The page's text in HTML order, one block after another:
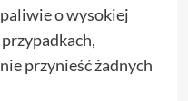
o wysokiej
przynieść żadnych